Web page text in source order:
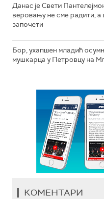
Данас је Свети
веровању не сме радити, а
започети
Бор, ухапшен младић
мушкарца у Петровцу на
КОМЕНТАРИ